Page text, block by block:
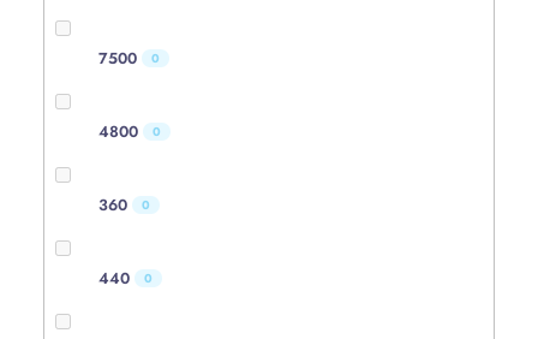
7500 0
4800 0
360 0
440 0